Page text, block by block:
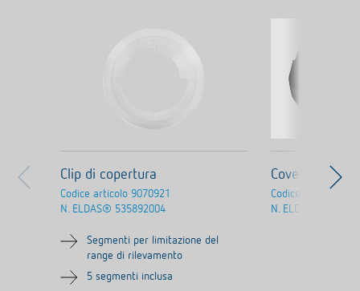
Clip di copertura
Codice articolo 9070921
N. ELDAS® 535892004
Segmenti per limitazione del
range di rilevamento
5 segmenti inclusa
Cover 110 BK
Codice articolo
N. ELDAS®